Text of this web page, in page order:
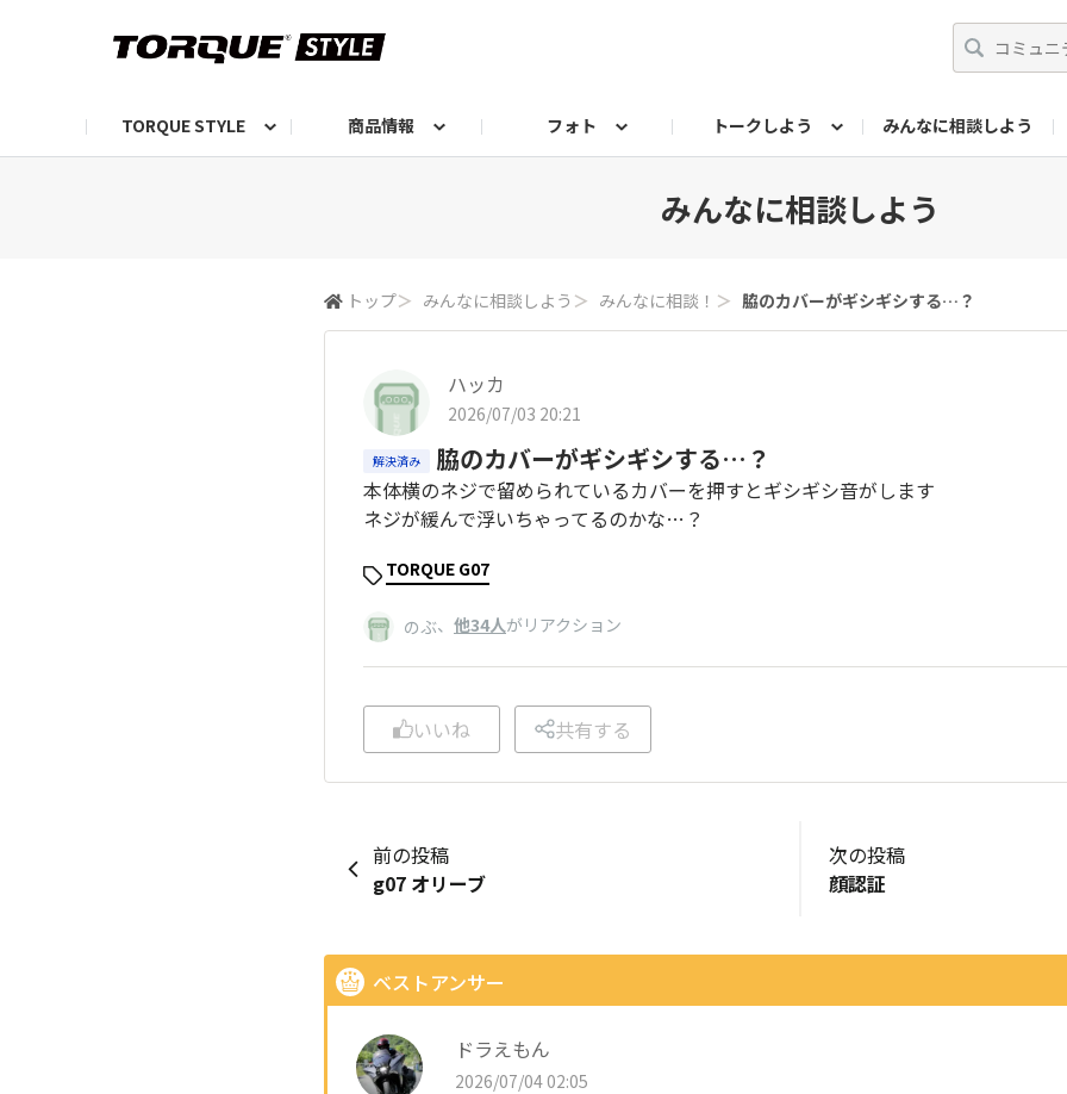
TORQUE STYLE 商品情報 フォト トークしよう みんなに相談しよう
みんなに相談しよう
トップ＞ みんなに相談しよう ＞ みんなに相談！ ＞ 脇のカバーがギシギシする…？
ハッカ
2026/07/03 20:21
解決済み 脇のカバーがギシギシする…？
本体横のネジで留められているカバーを押すとギシギシ音がします
ネジが緩んで浮いちゃってるのかな…？
TORQUE G07
のぶ、 他34人がリアクション
いいね 共有する
前の投稿
g07 オリーブ
次の投稿
顔認証
ベストアンサー
ドラえもん
2026/07/04 02:05